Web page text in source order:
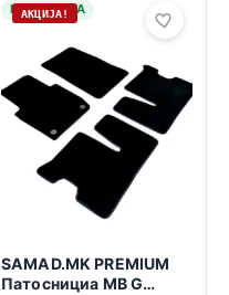
НА ЗАЛИХА
АКЦИЈА!
SAMAD.MK PREMIUM
Патоснициа MB G